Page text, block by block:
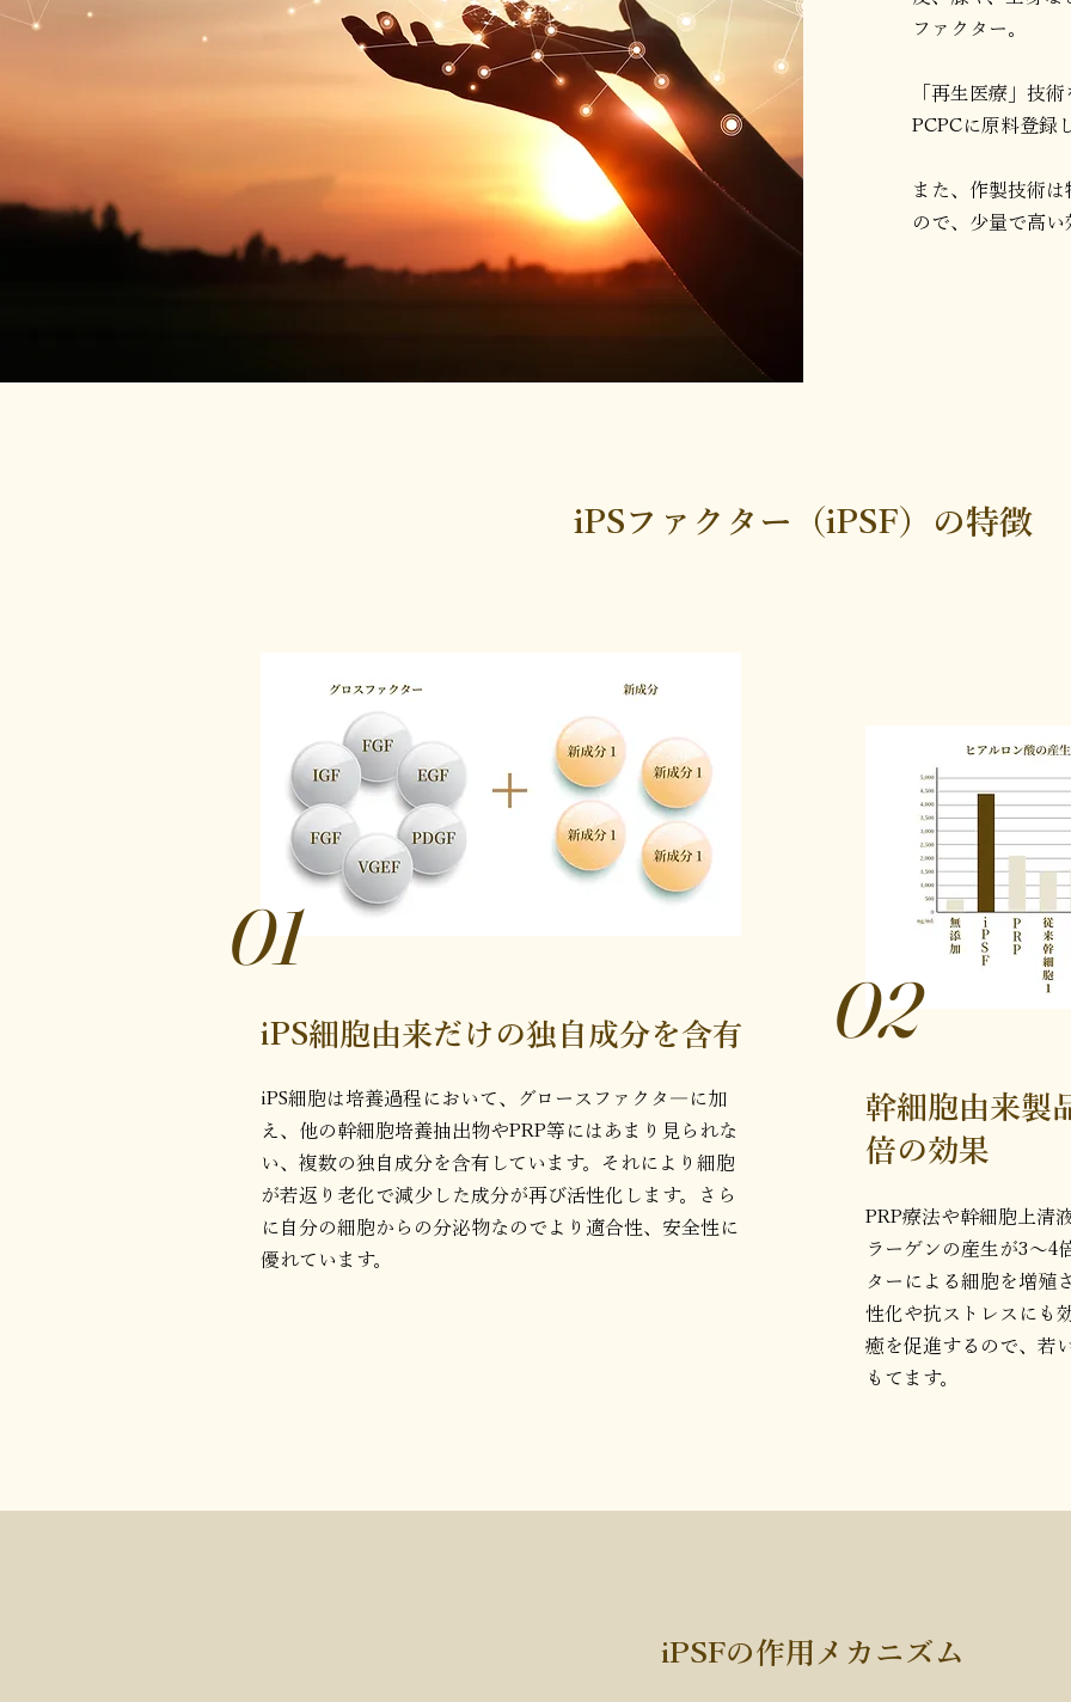
ファクター。
「再生医療」技
PCPCに原料登録
また、作製技術
ので、少量で高
iPSファクター（iPSF）の特徴
01
iPS細胞由来だけの独自成分を含有
iPS細胞は培養過程において、グロースファクタ―に加
え、他の幹細胞培養抽出物やPRP等にはあまり見られな
い、複数の独自成分を含有しています。それにより細胞
が若返り老化で減少した成分が再び活性化します。さら
に自分の細胞からの分泌物なのでより適合性、安全性に
優れています。
02
幹細胞由来製
倍の効果
PRP療法や幹細胞上清
ラーゲンの産生が3～4
ターによる細胞を増殖
性化や抗ストレスにも
癒を促進するので、若
もてます。
iPSFの作用メカニズム